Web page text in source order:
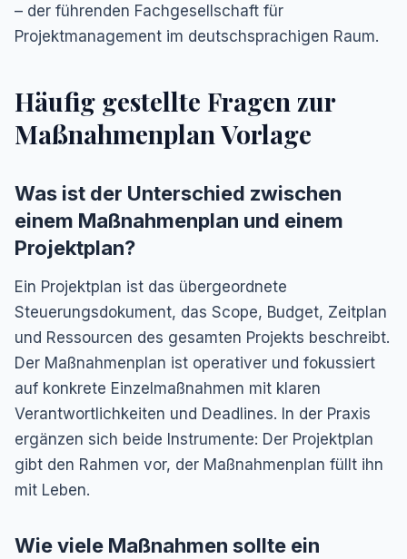
– der führenden Fachgesellschaft für
Projektmanagement im deutschsprachigen Raum.
Häufig gestellte Fragen zur
Maßnahmenplan Vorlage
Was ist der Unterschied zwischen
einem Maßnahmenplan und einem
Projektplan?
Ein Projektplan ist das übergeordnete
Steuerungsdokument, das Scope, Budget, Zeitplan
und Ressourcen des gesamten Projekts beschreibt.
Der Maßnahmenplan ist operativer und fokussiert
auf konkrete Einzelmaßnahmen mit klaren
Verantwortlichkeiten und Deadlines. In der Praxis
ergänzen sich beide Instrumente: Der Projektplan
gibt den Rahmen vor, der Maßnahmenplan füllt ihn
mit Leben.
Wie viele Maßnahmen sollte ein